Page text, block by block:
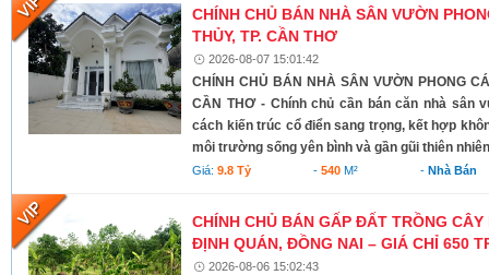
CHÍNH CHỦ BÁN NHÀ SÂN VƯỜN
THỦY, TP. CẦN THƠ
2026-08-07 15:01:42
CHÍNH CHỦ BÁN NHÀ SÂN VƯỜN PHONG
CẦN THƠ - Chính chủ cần bán căn nhà sân
cách kiến trúc cổ điển sang trọng, kết hợp
môi trường sống yên bình và gần gũi thiên
Giá:9.8 Tỷ -540 M² - Nhà Bán
CHÍNH CHỦ BÁN GẤP ĐẤT TRỒNG
ĐỊNH QUÁN, ĐỒNG NAI – GIÁ CHỈ 650
2026-08-06 15:02:43